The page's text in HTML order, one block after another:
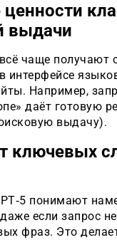
выдачи
чаще получают
интерфейсе
Например,
даёт готовую
выдачу).
ключевых
понимают
если запрос
фраз. Это